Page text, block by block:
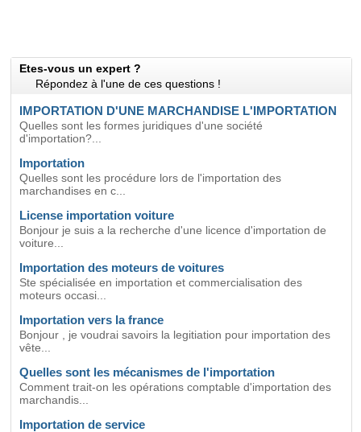
Etes-vous un expert ?
Répondez à l'une de ces questions !
IMPORTATION D'UNE MARCHANDISE L'IMPORTATION
Quelles sont les formes juridiques d'une société
d'importation?...
Importation
Quelles sont les procédure lors de l'importation des
marchandises en c...
License importation voiture
Bonjour je suis a la recherche d'une licence d'importation de
voiture...
Importation des moteurs de voitures
Ste spécialisée en importation et commercialisation des
moteurs occasi...
Importation vers la france
Bonjour , je voudrai savoirs la legitiation pour importation des
vête...
Quelles sont les mécanismes de l'importation
Comment trait-on les opérations comptable d'importation des
marchandis...
Importation de service